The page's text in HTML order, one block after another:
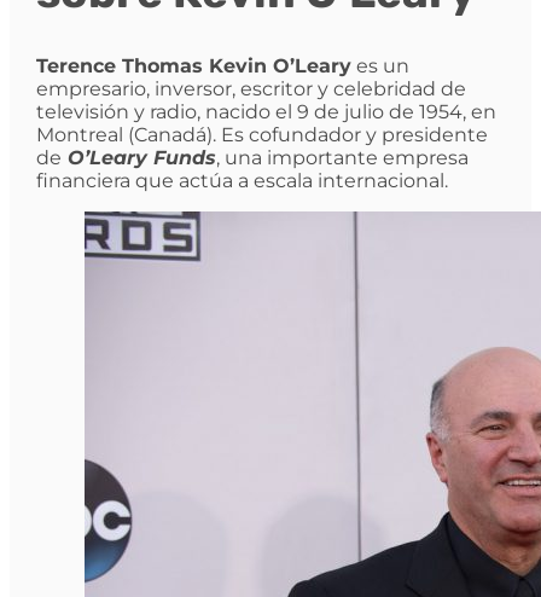
Terence Thomas Kevin O’Learyes un
empresario, inversor, escritor y celebridad de
televisión y radio, nacido el 9 de julio de 1954, en
Montreal (Canadá). Es cofundador y presidente
de O’Leary Funds, una importante empresa
financiera que actúa a escala internacional.